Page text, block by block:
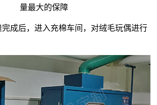
量最大的保障
成后，进入充棉车间，对绒毛玩偶进行